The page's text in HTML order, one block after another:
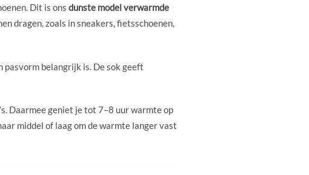
Dit is ons dunste model verwarmde
dragen, zoals in sneakers, fietsschoenen,
pasvorm belangrijk is. De sok geeft
Daarmee geniet je tot 7–8 uur warmte op
middel of laag om de warmte langer vast